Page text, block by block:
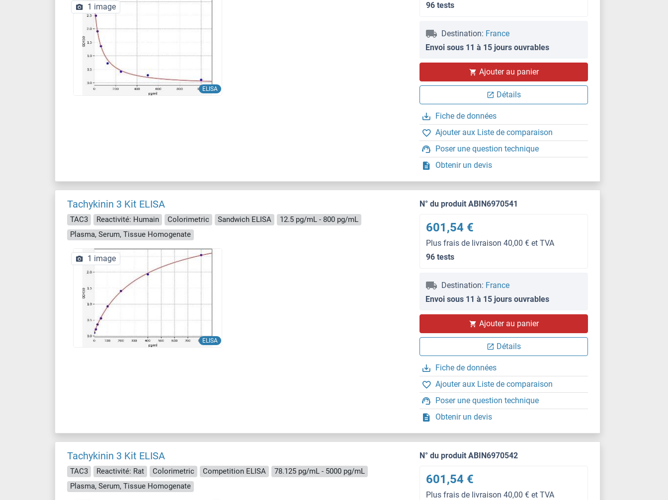
ELISA
1 image
96 tests
Destination: France
Envoi sous 11 à 15 jours ouvrables
Ajouter au panier
Détails
Fiche de données
Ajouter aux Liste de comparaison
Poser une question technique
Obtenir un devis
Tachykinin 3 Kit ELISA
TAC3 Reactivité: Humain Colorimetric Sandwich ELISA
12.5 pg/mL - 800 pg/mL
Plasma, Serum, Tissue Homogenate
ELISA
1 image
N° du produit ABIN6970541
601,54 €
Plus frais de livraison 40,00 € et TVA
96 tests
Destination: France
Envoi sous 11 à 15 jours ouvrables
Ajouter au panier
Détails
Fiche de données
Ajouter aux Liste de comparaison
Poser une question technique
Obtenir un devis
Tachykinin 3 Kit ELISA
TAC3 Reactivité: Rat Colorimetric Competition ELISA
78.125 pg/mL - 5000 pg/mL
Plasma, Serum, Tissue Homogenate
N° du produit ABIN6970542
601,54 €
Plus frais de livraison 40,00 € et TVA